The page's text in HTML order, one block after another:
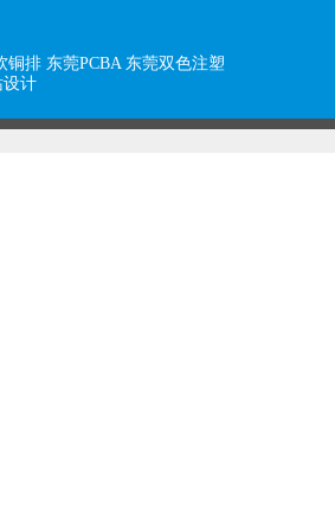
铜排 东莞PCBA 东莞双色注塑
设计